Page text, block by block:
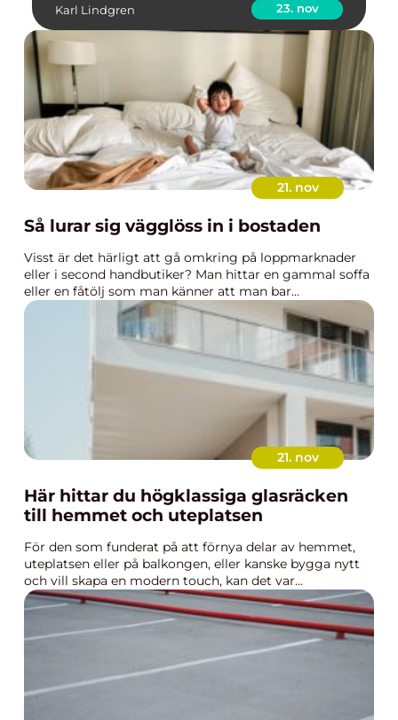
Karl Lindgren 23. nov
21. nov
Så lurar sig vägglöss in i bostaden
Visst är det härligt att gå omkring på loppmarknader
eller i second handbutiker? Man hittar en gammal soffa
eller en fåtölj som man känner att man bar...
21. nov
Här hittar du högklassiga glasräcken
till hemmet och uteplatsen
För den som funderat på att förnya delar av hemmet,
uteplatsen eller på balkongen, eller kanske bygga nytt
och vill skapa en modern touch, kan det var...